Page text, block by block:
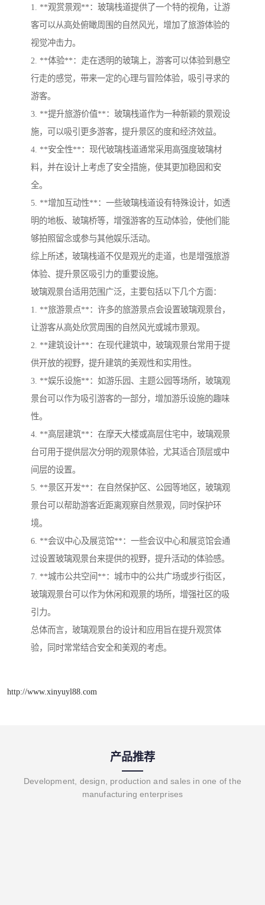
1. **观赏景观**：玻璃栈道提供了一个特的视角，让游
客可以从高处俯瞰周围的自然风光，增加了旅游体验的
视觉冲击力。
2. **体验**：走在透明的玻璃上，游客可以体验到悬空
行走的感觉，带来一定的心理与冒险体验，吸引寻求的
游客。
3. **提升旅游价值**：玻璃栈道作为一种新颖的景观设
施，可以吸引更多游客，提升景区的度和经济效益。
4. **安全性**：现代玻璃栈道通常采用高强度玻璃材
料，并在设计上考虑了安全措施，使其更加稳固和安
全。
5. **增加互动性**：一些玻璃栈道设有特殊设计，如透
明的地板、玻璃桥等，增强游客的互动体验，使他们能
够拍照留念或参与其他娱乐活动。
综上所述，玻璃栈道不仅是观光的走道，也是增强旅游
体验、提升景区吸引力的重要设施。
玻璃观景台适用范围广泛，主要包括以下几个方面：
1. **旅游景点**：许多的旅游景点会设置玻璃观景台，
让游客从高处欣赏周围的自然风光或城市景观。
2. **建筑设计**：在现代建筑中，玻璃观景台常用于提
供开放的视野，提升建筑的美观性和实用性。
3. **娱乐设施**：如游乐园、主题公园等场所，玻璃观
景台可以作为吸引游客的一部分，增加游乐设施的趣味
性。
4. **高层建筑**：在摩天大楼或高层住宅中，玻璃观景
台可用于提供层次分明的观景体验，尤其适合顶层或中
间层的设置。
5. **景区开发**：在自然保护区、公园等地区，玻璃观
景台可以帮助游客近距离观察自然景观，同时保护环
境。
6. **会议中心及展览馆**：一些会议中心和展览馆会通
过设置玻璃观景台来提供的视野，提升活动的体验感。
7. **城市公共空间**：城市中的公共广场或步行街区，
玻璃观景台可以作为休闲和观景的场所，增强社区的吸
引力。
总体而言，玻璃观景台的设计和应用旨在提升观赏体
验，同时常常结合安全和美观的考虑。
http://www.xinyuyl88.com
产品推荐
Development, design, production and sales in one of the
manufacturing enterprises